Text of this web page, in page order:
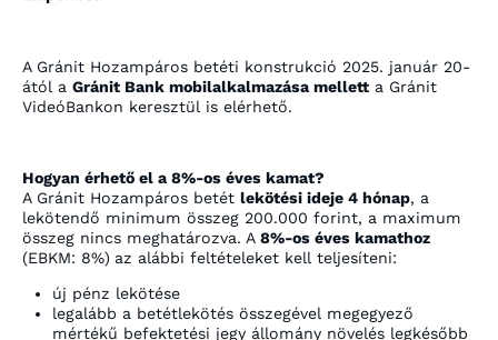
A Gránit Hozampáros betéti konstrukció 2025. január 20-
ától a Gránit Bank mobilalkalmazása mellett a Gránit
VideóBankon keresztül is elérhető.
Hogyan érhető el a 8%-os éves kamat?
A Gránit Hozampáros betét lekötési ideje 4 hónap, a
lekötendő minimum összeg 200.000 forint, a maximum
összeg nincs meghatározva. A 8%-os éves kamathoz
(EBKM: 8%) az alábbi feltételeket kell teljesíteni:
új pénz lekötése
legalább a betétlekötés összegével megegyező
mértékű befektetési jegy állomány növelés legkésőbb